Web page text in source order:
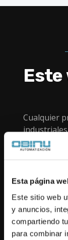
Esta página
Este sitio web
y anuncios,
compartiendo
para combinar
Este
Cualquier
Ingeniero